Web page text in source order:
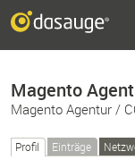
Magento
Magento Agentur /
Profil Einträge